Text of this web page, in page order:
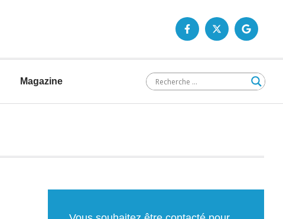
Magazine